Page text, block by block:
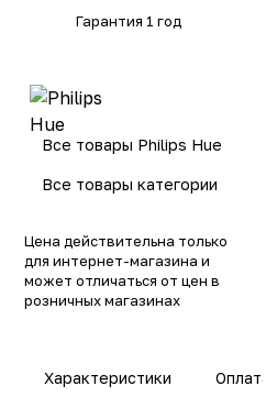
Гарантия 1 год
Все товары Philips Hue
Все товары категории
Цена действительна только
для интернет-магазина и
может отличаться от цен в
розничных магазинах
Характеристики Оплата